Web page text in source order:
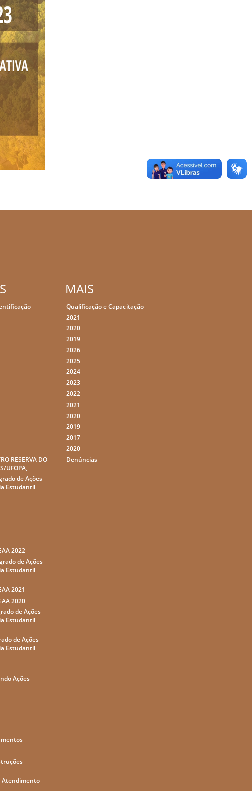
RESERVA DO
UFOPA,
de Ações
Estudantil
2022
de Ações
Estudantil
2021
2020
de Ações
Estudantil
de Ações
Estudantil
Ações
Atendimento
MAIS
Qualificação e Capacitação
2021
2020
2019
2026
2025
2024
2023
2022
2021
2020
2019
2017
2020
Denúncias